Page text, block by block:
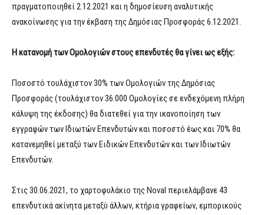
πραγματοποιηθεί 2.12.2021 και η δημοσίευση αναλυτικής
ανακοίνωσης για την έκβαση της Δημόσιας Προσφοράς 6.12.2021.
Η κατανομή των Ομολογιών στους επενδυτές θα γίνει ως εξής:
Ποσοστό τουλάχιστον 30% των Ομολογιών της Δημόσιας
Προσφοράς (τουλάχιστον 36.000 Ομολογίες σε ενδεχόμενη πλήρη
κάλυψη της έκδοσης) θα διατεθεί για την ικανοποίηση των
εγγραφών των Ιδιωτών Επενδυτών και ποσοστό έως και 70% θα
κατανεμηθεί μεταξύ των Ειδικών Επενδυτών και των Ιδιωτών
Επενδυτών.
Στις 30.06.2021, το χαρτοφυλάκιο της Noval περιελάμβανε 43
επενδυτικά ακίνητα μεταξύ άλλων, κτήρια γραφείων, εμπορικούς